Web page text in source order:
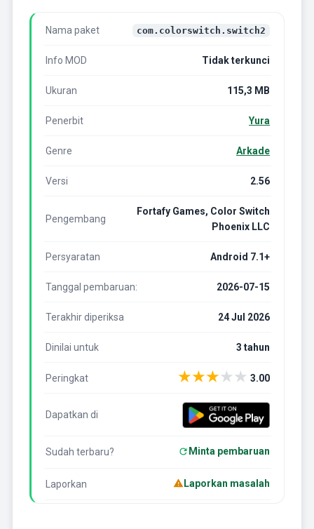
Nama paket com.colorswitch.switch2
Info MOD Tidak terkunci
Ukuran 115,3 MB
Penerbit Yura
Genre Arkade
Versi 2.56
Pengembang
Fortafy Games, Color Switch
Phoenix LLC
Persyaratan Android 7.1+
Tanggal pembaruan: 2026-07-15
Terakhir diperiksa 24 Jul 2026
Dinilai untuk 3 tahun
Peringkat ★★★★★ 3.00
Dapatkan di
Sudah terbaru? Minta pembaruan
Laporkan Laporkan masalah